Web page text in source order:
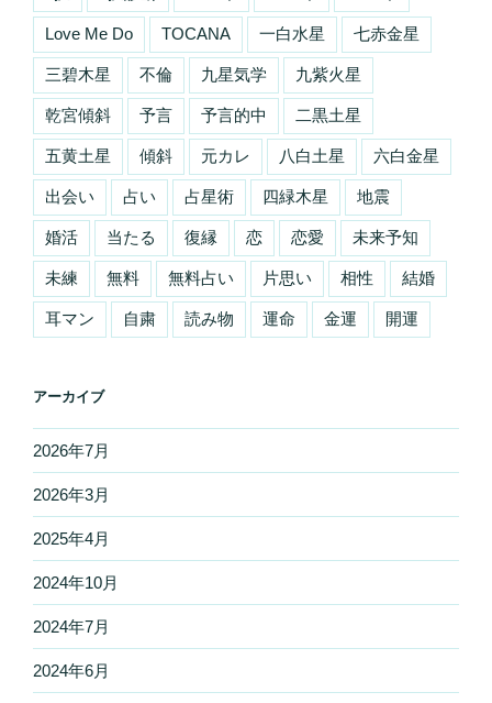
Love Me Do TOCANA 一白水星 七赤金星
三碧木星 不倫 九星気学 九紫火星
乾宮傾斜 予言 予言的中 二黒土星
五黄土星 傾斜 元カレ 八白土星 六白金星
出会い 占い 占星術 四緑木星 地震
婚活 当たる 復縁 恋 恋愛 未来予知
未練 無料 無料占い 片思い 相性 結婚
耳マン 自粛 読み物 運命 金運 開運
アーカイブ
2026年7月
2026年3月
2025年4月
2024年10月
2024年7月
2024年6月